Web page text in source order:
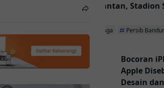
Kalimantan, Stadion
Olahraga Persib
Bocoran
Apple
Desain